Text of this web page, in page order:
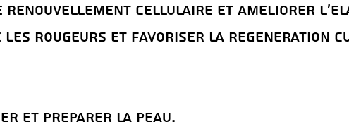
cellulaire et amEliorer
les rougeurs et favoriser la rEgEnEration
et prEparer la peau.